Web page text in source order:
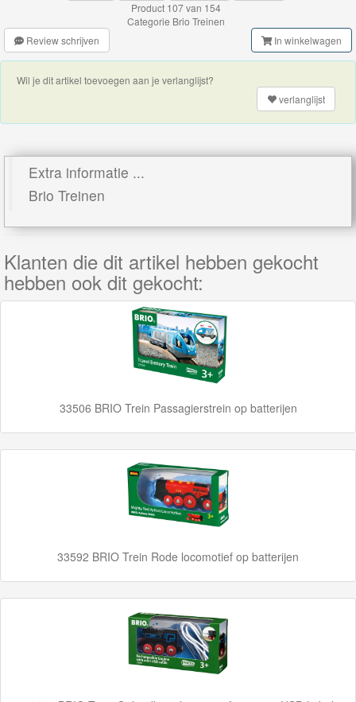
batterij
Brio
voertuigen
Brio
Networkers
BigJigs
Märklin
My
World
Treinen
Product 107 van 154
Categorie Brio Treinen
Review schrijven
In winkelwagen
Wil je dit artikel toevoegen aan je verlanglijst?
verlanglijst
Extra informatie ...
Brio Treinen
Klanten die dit artikel hebben gekocht
hebben ook dit gekocht:
33506 BRIO Trein Passagierstrein op batterijen
33592 BRIO Trein Rode locomotief op batterijen